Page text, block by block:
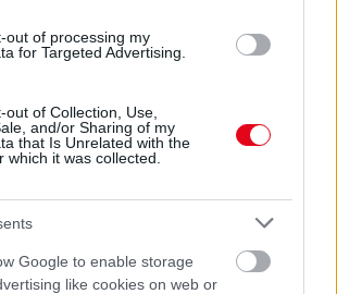
out of processing my
for Targeted Advertising.
out of Collection, Use,
and/or Sharing of my
that Is Unrelated with the
which it was collected.
Google to enable storage
like cookies on web or
be állandóan az ablak – egyszerűbb a